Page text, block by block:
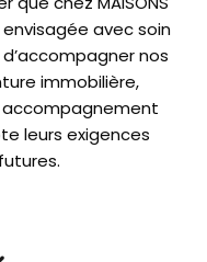
avec soin
nos
immobilière,
leurs exigences